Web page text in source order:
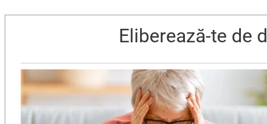
Eliberează-te de